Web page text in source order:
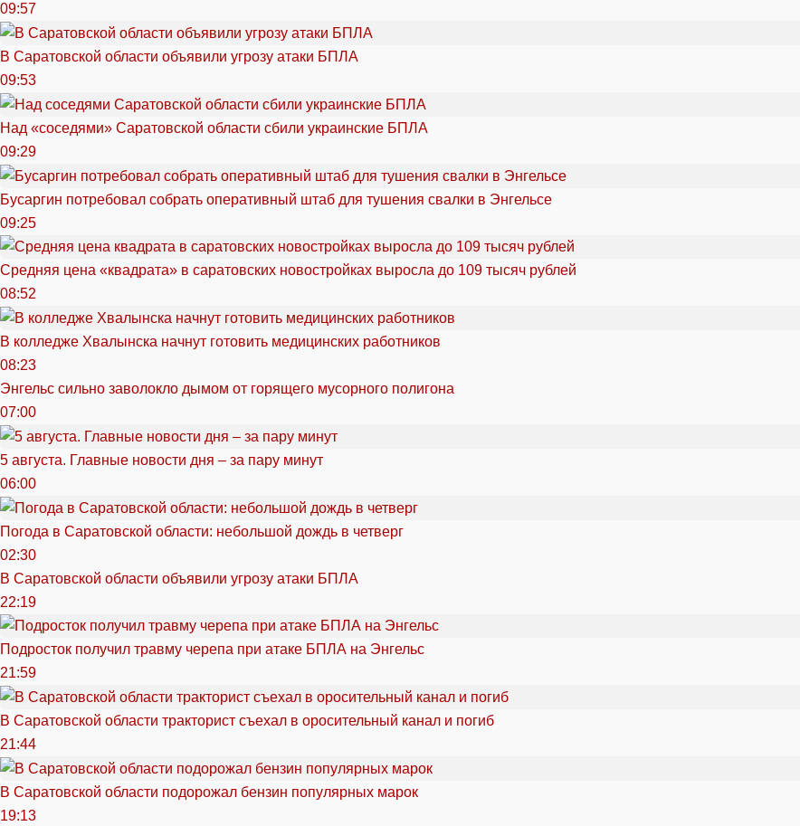
09:57
В Саратовской области объявили угрозу атаки БПЛА
09:53
Над «соседями» Саратовской области сбили украинские БПЛА
09:29
Бусаргин потребовал собрать оперативный штаб для тушения свалки в Энгельсе
09:25
Средняя цена «квадрата» в саратовских новостройках выросла до 109 тысяч рублей
08:52
В колледже Хвалынска начнут готовить медицинских работников
08:23
Энгельс сильно заволокло дымом от горящего мусорного полигона
07:00
5 августа. Главные новости дня – за пару минут
06:00
Погода в Саратовской области: небольшой дождь в четверг
02:30
В Саратовской области объявили угрозу атаки БПЛА
22:19
Подросток получил травму черепа при атаке БПЛА на Энгельс
21:59
В Саратовской области тракторист съехал в оросительный канал и погиб
21:44
В Саратовской области подорожал бензин популярных марок
19:13